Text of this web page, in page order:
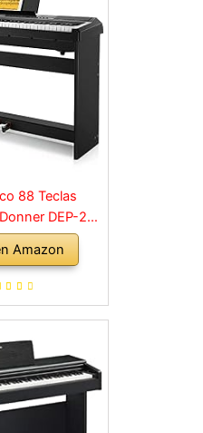
88 Teclas
DEP-20S
Teclas con
para
negro
Amazon